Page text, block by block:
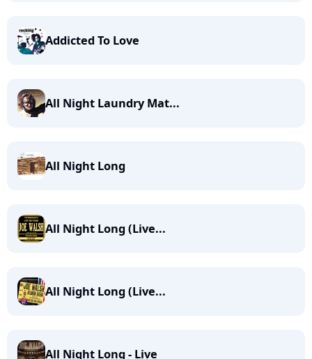
Addicted To Love
All Night Laundry Mat...
All Night Long
All Night Long (Live...
All Night Long (Live...
All Night Long - Live